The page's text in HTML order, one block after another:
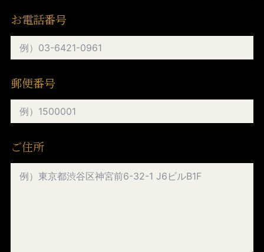
お電話番号
郵便番号
ご住所